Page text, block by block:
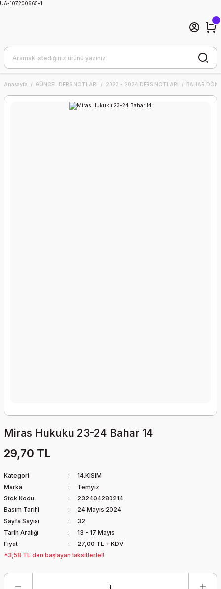
UA-107200665-1
Anasayfa GÜNCEL DERS NOTLARI 2023 - 2024 DERS NOTLARI BAHAR
Miras Hukuku 23-24 Bahar 14
29,70 TL
Kategori
14.KISIM
Marka
Temyiz
Stok Kodu
232404280214
Basım Tarihi
24 Mayıs 2024
Sayfa Sayısı
32
Tarih Aralığı
13 - 17 Mayıs
Fiyat
27,00 TL + KDV
*3,58 TL den başlayan taksitlerle!!